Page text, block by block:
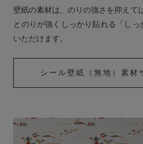
壁紙の素材は、のりの強さを抑えて
とのりが強くしっかり貼れる「し
いただけます。
シール壁紙（無地）素材